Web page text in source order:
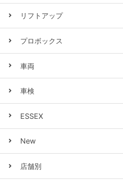
リフトアップ
プロボックス
車両
車検
ESSEX
New
店舗別